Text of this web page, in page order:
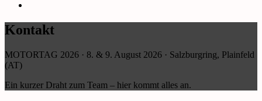
Kontakt
MOTORTAG 2026 · 8. & 9. August 2026 · Salzburgring, Plainfeld
(AT)
Ein kurzer Draht zum Team – hier kommt alles an.